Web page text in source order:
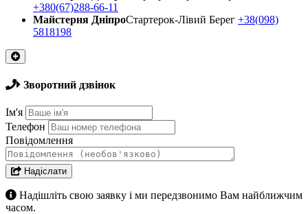
+380(67)288-66-11
Майстерня ДнiпроСтартерок-Лівий Берег +38(098)
5818198
Зворотний дзвінок
Ім'я
Телефон
Повідомлення
Надіслати
Надішліть свою заявку і ми передзвонимо Вам найближчим
часом.